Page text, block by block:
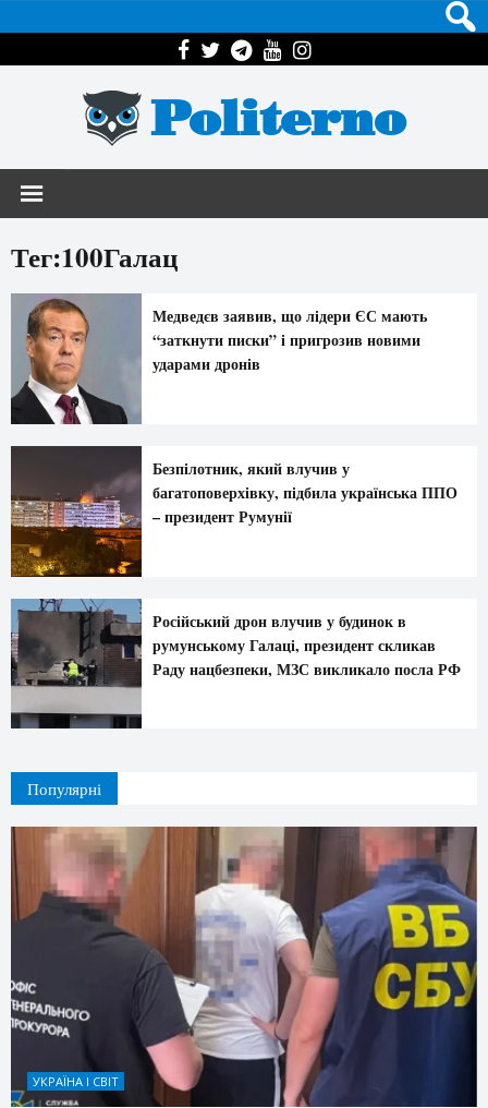
Politerno
Тег:100Галац
Медведєв заявив, що лідери ЄС мають
“заткнути писки” і пригрозив новими
ударами дронів
Безпілотник, який влучив у
багатоповерхівку, підбила українська ППО
– президент Румунії
Російський дрон влучив у будинок в
румунському Галаці, президент скликав
Раду нацбезпеки, МЗС викликало посла РФ
Популярні
УКРАЇНА І СВІТ